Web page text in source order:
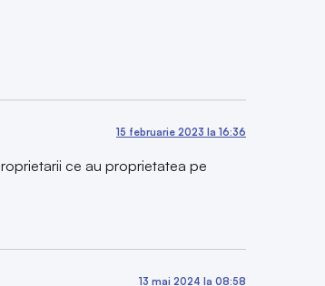
15 februarie 2023 la 16:36
ce au proprietatea pe
13 mai 2024 la 08:58